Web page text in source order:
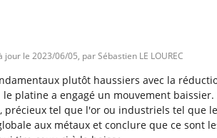
le 2023/06/05, par Sébastien LE LOUREC
plutôt haussiers avec la
platine a engagé un mouvement baissier.
précieux tel que l'or ou industriels tel que
aux métaux et conclure que ce sont